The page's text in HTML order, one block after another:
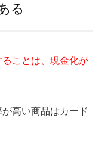
る
ことは、現金化が
高い商品はカード